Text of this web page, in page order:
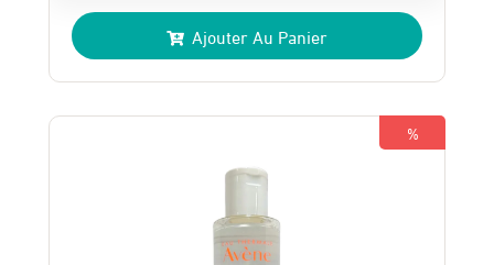
prix
initial
était :
150 Dhs.
prix
actuel
est :
130 Dhs.
Ajouter Au Panier
%